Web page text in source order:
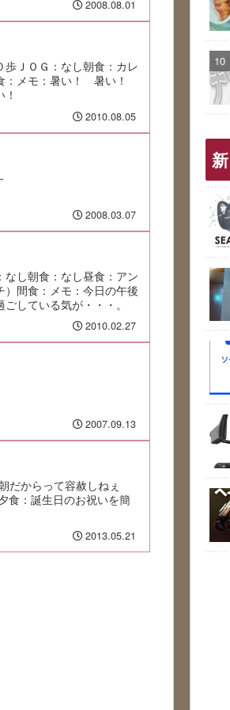
2008.08.01
ＪＯＧ：なし朝食：カレ
：メモ：暑い！ 暑い！
2010.08.05
2008.03.07
し朝食：なし昼食：アン
間食：メモ：今日の午後
している気が・・・。
2010.02.27
2007.09.13
だからって容赦しねぇ
食：誕生日のお祝いを簡
2013.05.21